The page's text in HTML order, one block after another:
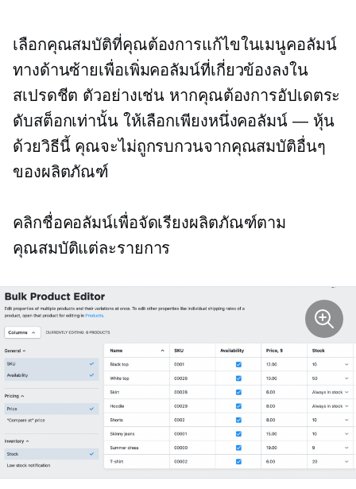
เลือกคุณสมบัติที่คุณต้องการแก้ไขในเมนูคอลัมน์
ทางด้านซ้ายเพื่อเพิ่มคอลัมน์ที่เกี่ยวข้องลงใน
สเปรดชีต ตัวอย่างเช่น หากคุณต้องการอัปเดตระ
ดับสต็อกเท่านั้น ให้เลือกเพียงหนึ่งคอลัมน์ — หุ้น
ด้วยวิธีนี้ คุณจะไม่ถูกรบกวนจากคุณสมบัติอื่นๆ
ของผลิตภัณฑ์
คลิกชื่อคอลัมน์เพื่อจัดเรียงผลิตภัณฑ์ตาม
คุณสมบัติแต่ละรายการ